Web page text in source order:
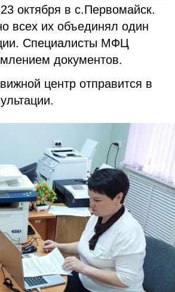
октября в с.Первомайск.
всех их объединял один
Специалисты МФЦ
документов.
центр отправится в